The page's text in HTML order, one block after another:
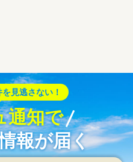
見逃さない！
通知で
報が届く